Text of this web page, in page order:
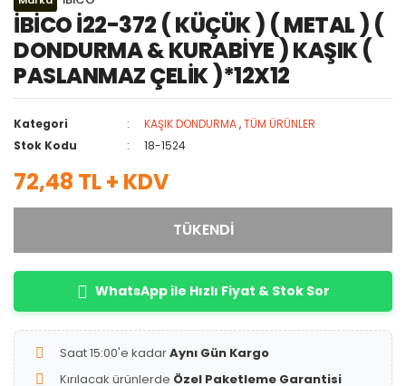
İBİCO İ22-372 ( KÜÇÜK ) ( METAL ) (
DONDURMA & KURABİYE ) KAŞIK (
PASLANMAZ ÇELİK )*12X12
Kategori KAŞIK DONDURMA,TÜM ÜRÜNLER
Stok Kodu
18-1524
72,48 TL + KDV
TÜKENDİ
WhatsApp ile Hızlı Fiyat & Stok Sor
Saat 15:00'e kadarAynı Gün Kargo
Kırılacak ürünlerde Özel Paketleme Garantisi